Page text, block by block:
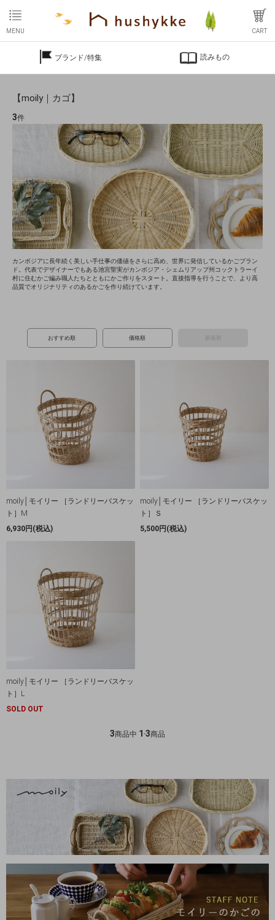
MENU CART
ブランド/特集 読みもの
【moily｜カゴ】
3件
カンボジアに長年続く美しい手仕事の価値をさらに高め、世界に発信しているかごブラン
ド。代表でデザイナーでもある池宮聖実がカンボジア・シェムリアップ州コックトラーイ
村に住むかご編み職人たちとともにかご作りをスタート。直接指導を行うことで、より高
品質でオリジナリティのあるかごを作り続けています。
おすすめ順 価格順
moily│モイリー ［ランドリーバスケッ
ト］M
6,930円(税込)
moily│モイリー ［ランドリーバスケッ
ト］Ｓ
5,500円(税込)
moily│モイリー ［ランドリーバスケッ
ト］L
SOLD OUT
3商品中 1 -3商品